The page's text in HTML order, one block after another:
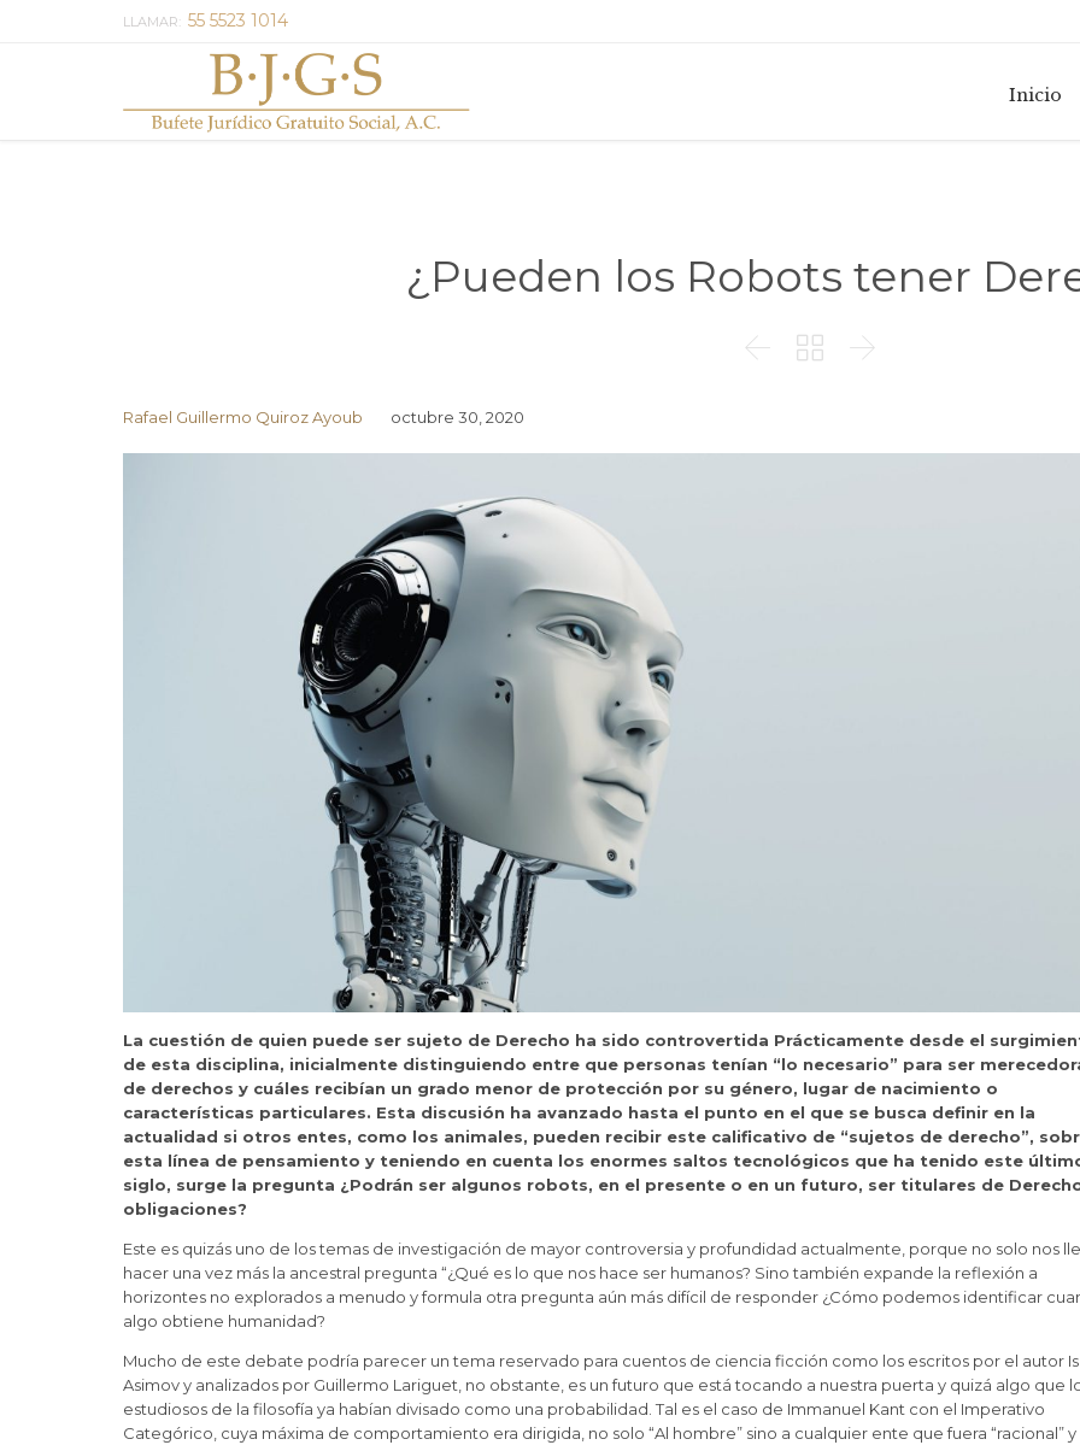
LLAMAR: 55 5523 1014
Inicio
¿Pueden los Robots tener
  
Rafael Guillermo Quiroz Ayoub octubre 30, 2020
La cuestión de quien puede ser sujeto de Derecho ha sido controvertida Prácticamente desde el
de esta disciplina, inicialmente distinguiendo entre que personas tenían “lo necesario” para ser
de derechos y cuáles recibían un grado menor de protección por su género, lugar de nacimiento o
características particulares. Esta discusión ha avanzado hasta el punto en el que se busca definir en la
actualidad si otros entes, como los animales, pueden recibir este calificativo de “sujetos de derecho”,
esta línea de pensamiento y teniendo en cuenta los enormes saltos tecnológicos que ha tenido este
siglo, surge la pregunta ¿Podrán ser algunos robots, en el presente o en un futuro, ser titulares de
obligaciones?
Este es quizás uno de los temas de investigación de mayor controversia y profundidad actualmente, porque no solo nos
hacer una vez más la ancestral pregunta “¿Qué es lo que nos hace ser humanos? Sino también expande la reflexión a
horizontes no explorados a menudo y formula otra pregunta aún más difícil de responder ¿Cómo podemos identificar
algo obtiene humanidad?
Mucho de este debate podría parecer un tema reservado para cuentos de ciencia ficción como los escritos por el autor
Asimov y analizados por Guillermo Lariguet, no obstante, es un futuro que está tocando a nuestra puerta y quizá algo que
estudiosos de la filosofía ya habían divisado como una probabilidad. Tal es el caso de Immanuel Kant con el Imperativo
Categórico, cuya máxima de comportamiento era dirigida, no solo “Al hombre” sino a cualquier ente que fuera “racional” y